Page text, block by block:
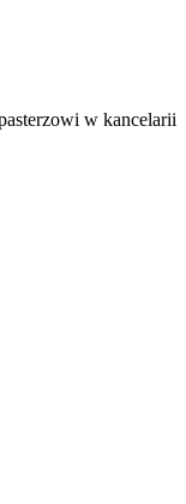
w kancelarii